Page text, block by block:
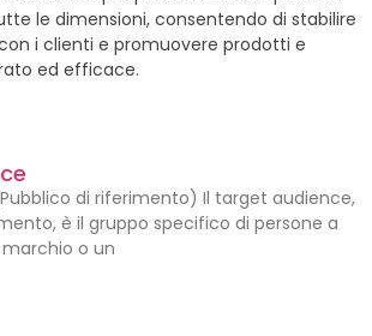
le dimensioni, consentendo di stabilire
i clienti e promuovere prodotti e
ed efficace.
di riferimento) Il target audience,
è il gruppo specifico di persone a
marchio o un